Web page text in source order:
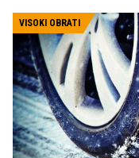
brezskrbne
VISOKI OBRATI